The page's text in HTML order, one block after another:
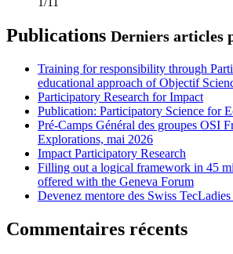
Publications Derniers articles
Training for responsibility through
educational approach of Objectif
Participatory Research for Impact
Publication: Participatory Science for
Pré-Camps Général des groupes OSI
Explorations, mai 2026
Impact Participatory Research
Filling out a logical framework in 45
offered with the Geneva Forum
Devenez mentore des Swiss
Commentaires récents